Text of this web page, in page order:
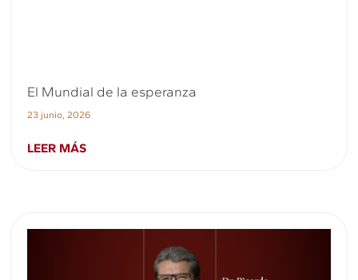
El Mundial de la esperanza
23 junio, 2026
LEER MÁS